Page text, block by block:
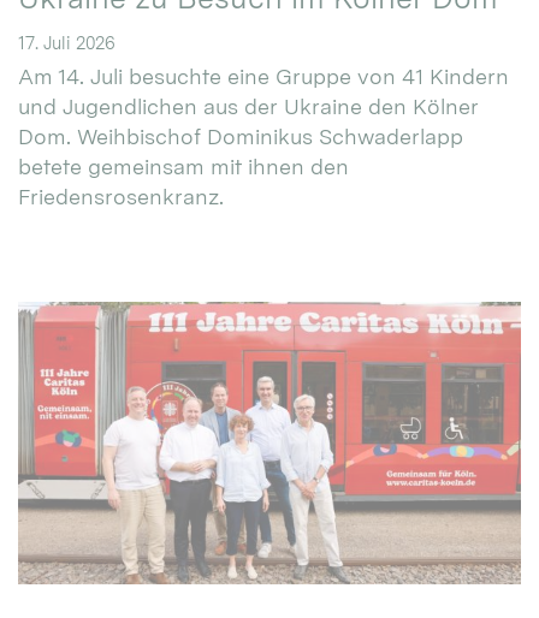
17. Juli 2026
Am 14. Juli besuchte eine Gruppe von 41 Kindern
und Jugendlichen aus der Ukraine den Kölner
Dom. Weihbischof Dominikus Schwaderlapp
betete gemeinsam mit ihnen den
Friedensrosenkranz.